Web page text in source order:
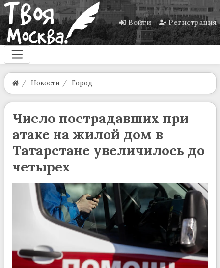
Войти Регистрация
Новости Город
Число пострадавших при
атаке на жилой дом в
Татарстане увеличилось до
четырех